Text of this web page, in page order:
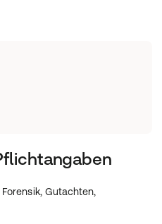
Gutachten,